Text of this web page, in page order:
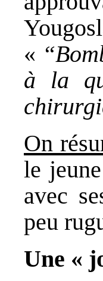
«
à la
On
le
avec
peu
Une «